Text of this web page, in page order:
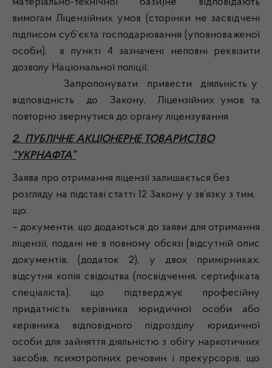
матеріально-технічної бази)не відповідають
вимогам Ліцензійних умов (сторінки не засвідчені
підписом суб’єкта господарювання (уповноваженої
особи), в пункті 4 зазначені неповні реквізити
дозволу Національної поліції;
Запропонувати привести діяльність у
відповідність до Закону, Ліцензійних умов та
повторно звернутися до органу ліцензування
2. ПУБЛІЧНЕ АКЦІОНЕРНЕ ТОВАРИСТВО
“УКРНАФТА”
Заява про отримання ліцензії залишається без
розгляду на підставі статті 12 Закону у зв’язку з тим,
що:
– документи, що додаються до заяви для отримання
ліцензії, подані не в повному обсязі (відсутній опис
документів, (додаток 2), у двох примірниках;
відсутня копія свідоцтва (посвідчення, сертифіката
спеціаліста), що підтверджує професійну
придатність керівника юридичної особи або
керівника відповідного підрозділу юридичної
особи для зайняття діяльністю з обігу наркотичних
засобів, психотропних речовин і прекурсорів, що